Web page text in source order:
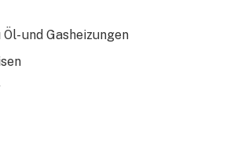
und Gasheizungen